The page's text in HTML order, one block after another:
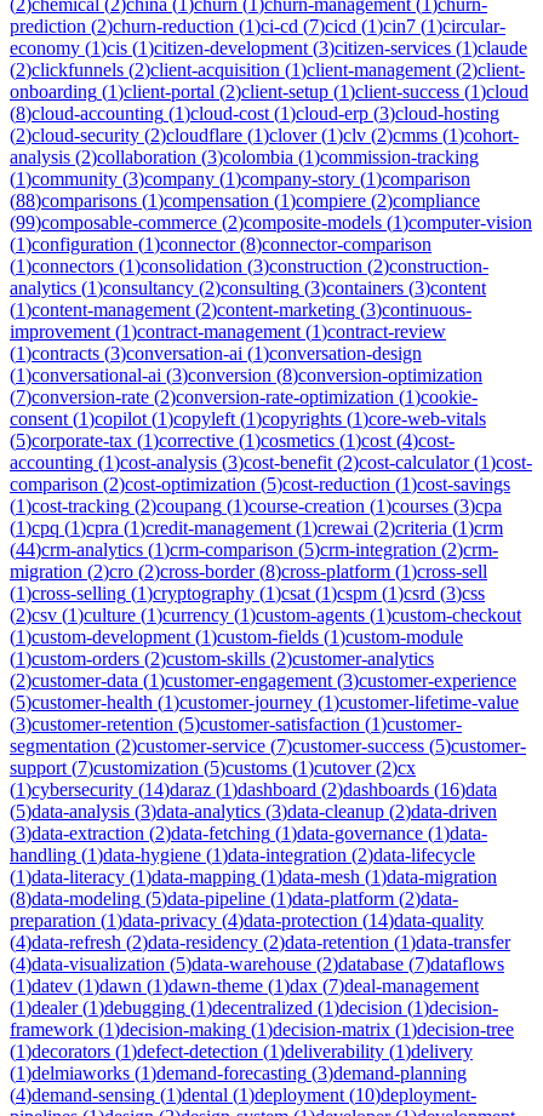
prediction (2)churn-reduction (1)ci-cd (7)cicd (1)cin7 (1)circular-
economy (1)cis (1)citizen-development (3)citizen-services (1)claude
(2)clickfunnels (2)client-acquisition (1)client-management (2)client-
onboarding (1)client-portal (2)client-setup (1)client-success (1)cloud
(8)cloud-accounting (1)cloud-cost (1)cloud-erp (3)cloud-hosting
(2)cloud-security (2)cloudflare (1)clover(1)clv (2)cmms (1)cohort-
analysis (2)collaboration (3)colombia (1)commission-tracking
(1)community (3)company (1)company-story (1)comparison
(88)comparisons (1)compensation (1)compiere (2)compliance
(99)composable-commerce (2)composite-models (1)computer-vision
(1)configuration (1)connector(8)connector-comparison
(1)connectors (1)consolidation (3)construction (2)construction-
analytics (1)consultancy (2)consulting (3)containers (3)content
(1)content-management (2)content-marketing (3)continuous-
improvement (1)contract-management (1)contract-review
(1)contracts (3)conversation-ai (1)conversation-design
(1)conversational-ai (3)conversion (8)conversion-optimization
(7)conversion-rate (2)conversion-rate-optimization (1)cookie-
consent (1)copilot (1)copyleft (1)copyrights (1)core-web-vitals
(5)corporate-tax (1)corrective (1)cosmetics (1)cost (4)cost-
accounting (1)cost-analysis (3)cost-benefit (2)cost-calculator(1)cost-
comparison (2)cost-optimization (5)cost-reduction (1)cost-savings
(1)cost-tracking (2)coupang (1)course-creation (1)courses (3)cpa
(1)cpq (1)cpra (1)credit-management (1)crewai (2)criteria (1)crm
(44)crm-analytics (1)crm-comparison (5)crm-integration (2)crm-
migration (2)cro (2)cross-border(8)cross-platform (1)cross-sell
(1)cross-selling (1)cryptography (1)csat (1)cspm (1)csrd (3)css
(2)csv (1)culture (1)currency (1)custom-agents (1)custom-checkout
(1)custom-development (1)custom-fields (1)custom-module
(1)custom-orders (2)custom-skills (2)customer-analytics
(2)customer-data (1)customer-engagement (3)customer-experience
(5)customer-health (1)customer-journey (1)customer-lifetime-value
(3)customer-retention (5)customer-satisfaction (1)customer-
segmentation (2)customer-service (7)customer-success (5)customer-
support (7)customization (5)customs (1)cutover(2)cx
(1)cybersecurity (14)daraz (1)dashboard (2)dashboards (16)data
(5)data-analysis (3)data-analytics (3)data-cleanup (2)data-driven
(3)data-extraction (2)data-fetching (1)data-governance (1)data-
handling (1)data-hygiene (1)data-integration (2)data-lifecycle
(1)data-literacy (1)data-mapping (1)data-mesh (1)data-migration
(8)data-modeling (5)data-pipeline (1)data-platform (2)data-
preparation (1)data-privacy (4)data-protection (14)data-quality
(4)data-refresh (2)data-residency (2)data-retention (1)data-transfer
(4)data-visualization (5)data-warehouse (2)database (7)dataflows
(1)datev (1)dawn (1)dawn-theme (1)dax (7)deal-management
(1)dealer(1)debugging (1)decentralized (1)decision (1)decision-
framework (1)decision-making (1)decision-matrix (1)decision-tree
(1)decorators (1)defect-detection (1)deliverability (1)delivery
(1)delmiaworks (1)demand-forecasting (3)demand-planning
(4)demand-sensing (1)dental (1)deployment (10)deployment-